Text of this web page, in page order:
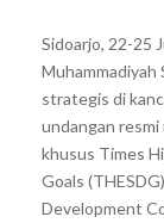
Sidoarjo, 22-25
Muhammadiyah
strategis di
undangan
khusus Times
Goals
Development